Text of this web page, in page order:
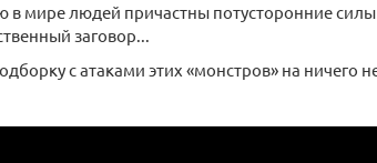
в мире людей причастны потусторонние
заговор...
с атаками этих «монстров» на ничего